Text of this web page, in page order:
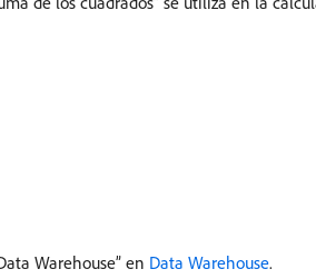
Warehouse” en Data Warehouse.